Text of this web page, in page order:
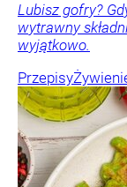
Lubisz gofry?
wytrawny
wyjątkowo.
Przepisy